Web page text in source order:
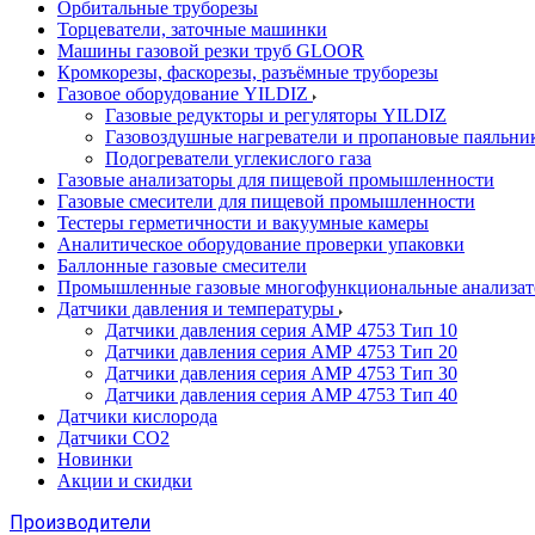
Орбитальные труборезы
Торцеватели, заточные машинки
Машины газовой резки труб GLOOR
Кромкорезы, фаскорезы, разъёмные труборезы
Газовое оборудование YILDIZ
Газовые редукторы и регуляторы YILDIZ
Газовоздушные нагреватели и пропановые
Подогреватели углекислого газа
Газовые анализаторы для пищевой промышленности
Газовые смесители для пищевой промышленности
Тестеры герметичности и вакуумные камеры
Аналитическое оборудование проверки упаковки
Баллонные газовые смесители
Промышленные газовые многофункциональные
Датчики давления и температуры
Датчики давления серия АМР 4753 Тип 10
Датчики давления серия АМР 4753 Тип 20
Датчики давления серия АМР 4753 Тип 30
Датчики давления серия АМР 4753 Тип 40
Датчики кислорода
Датчики CO2
Новинки
Акции и скидки
Производители